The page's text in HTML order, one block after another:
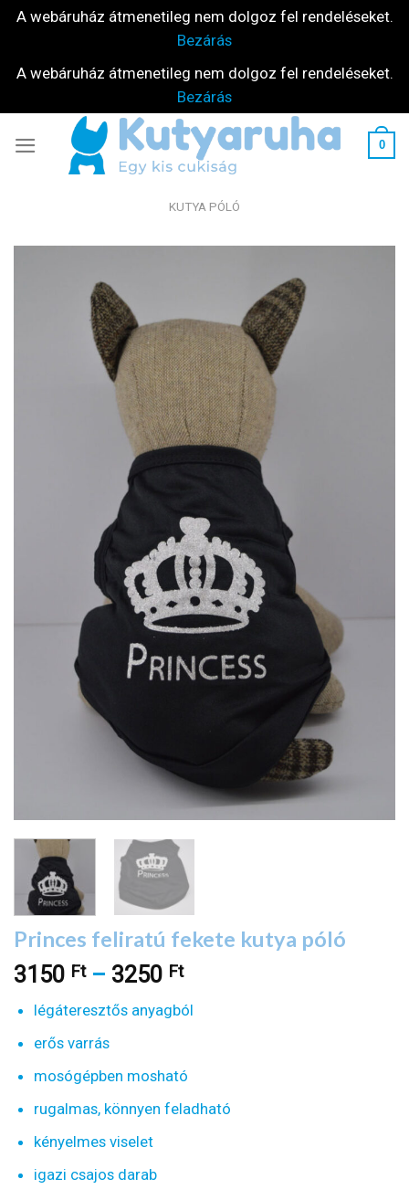
A webáruház átmenetileg nem dolgoz fel rendeléseket.
Bezárás
A webáruház átmenetileg nem dolgoz fel rendeléseket.
Bezárás
0
KUTYA PÓLÓ
Princes feliratú fekete kutya póló
3150 Ft – 3250 FtÁrtartomány:
-
légáteresztős anyagból
erős varrás
mosógépben mosható
rugalmas, könnyen feladható
kényelmes viselet
igazi csajos darab